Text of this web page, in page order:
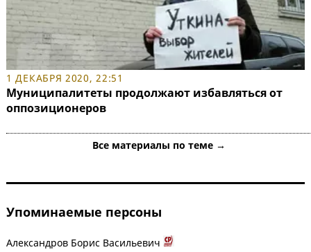
1 ДЕКАБРЯ 2020, 22:51
Муниципалитеты продолжают избавляться от
оппозиционеров
Все материалы по теме →
Упоминаемые персоны
Александров Борис Васильевич